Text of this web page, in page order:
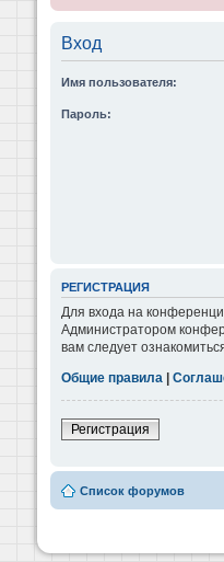
Вход
Имя пользователя:
Пароль:
РЕГИСТРАЦИЯ
Для входа на
Администратором
вам следует
Общие правила
Регистрация
Список форумов